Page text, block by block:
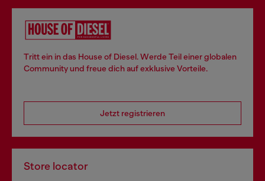
Tritt ein in das House of Diesel. Werde Teil einer globalen
Community und freue dich auf exklusive Vorteile.
Jetzt registrieren
Store locator